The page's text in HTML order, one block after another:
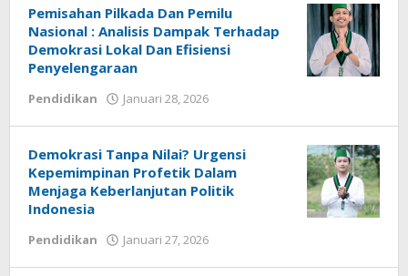
Januari
2026
Admin
Pemisahan Pilkada Dan Pemilu
Nasional : Analisis Dampak Terhadap
Demokrasi Lokal Dan Efisiensi
Penyelengaraan
Pendidikan Januari 28, 2026
Demokrasi Tanpa Nilai? Urgensi
Kepemimpinan Profetik Dalam
Menjaga Keberlanjutan Politik
Indonesia
Pendidikan Januari 27, 2026